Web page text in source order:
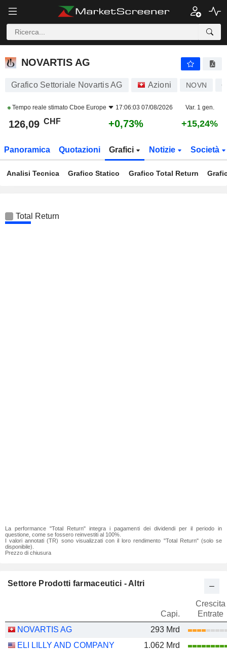
NOVARTIS AG
NOVARTIS AG
Grafico Settoriale Novartis AG Azioni NOVN
Tempo reale stimato Cboe Europe 17:06:03 07/08/2026 Var. 1 gen.
126,09 CHF +0,73% +15,24%
Panoramica Quotazioni Grafici Notizie Società
Analisi Tecnica Grafico Statico Grafico Total Return
Total Return
La performance "Total Return" integra i pagamenti dei dividendi per il periodo in
questione, come se fossero reinvestiti al 100%.
I valori annotati (TR) sono visualizzati con il loro rendimento "Total Return" (solo se
disponibile).
Prezzo di chiusura
Settore Prodotti farmaceutici - Altri
Capi.
Crescita
Entrate
NOVARTIS AG
293 Mrd
ELI LILLY AND COMPANY
1.062 Mrd